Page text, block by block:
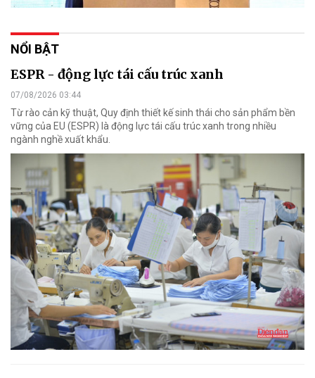
NỔI BẬT
ESPR - động lực tái cấu trúc xanh
07/08/2026 03:44
Từ rào cản kỹ thuật, Quy định thiết kế sinh thái cho sản phẩm bền
vững của EU (ESPR) là động lực tái cấu trúc xanh trong nhiều
ngành nghề xuất khẩu.